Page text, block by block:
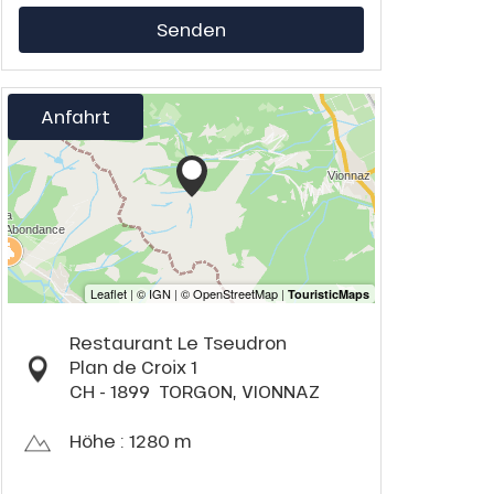
Senden
Anfahrt
Restaurant Le Tseudron
Plan de Croix 1
CH - 1899 TORGON, VIONNAZ
Höhe : 1280 m